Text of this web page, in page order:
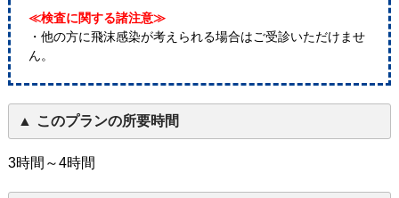
≪検査に関する諸注意≫
・他の方に飛沫感染が考えられる場合はご受診いただけませ
ん。
このプランの所要時間
3時間～4時間